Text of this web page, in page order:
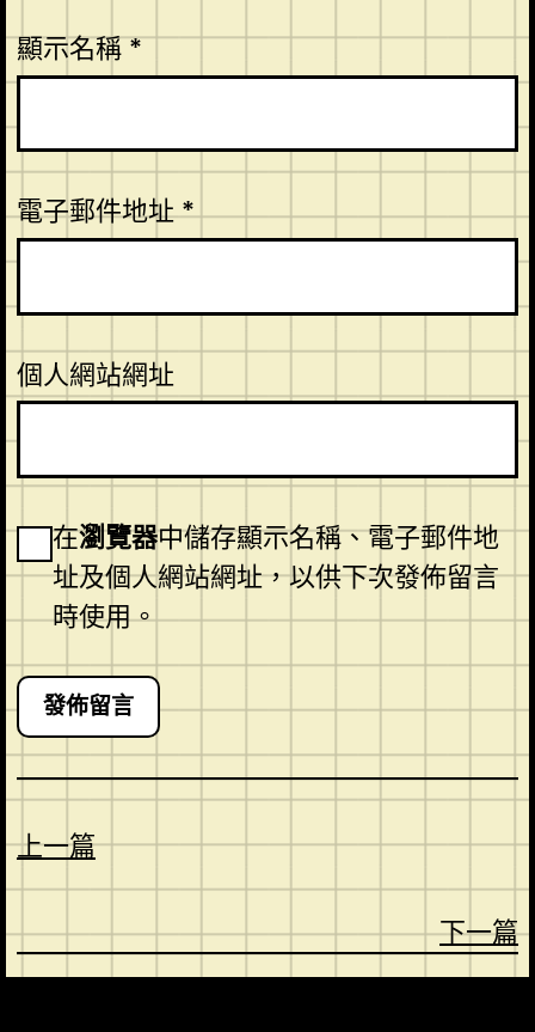
顯示名稱*
電子郵件地址*
個人網站網址
在瀏覽器中儲存顯示名稱、電子郵件地
址及個人網站網址，以供下次發佈留言
時使用。
上一篇
下一篇